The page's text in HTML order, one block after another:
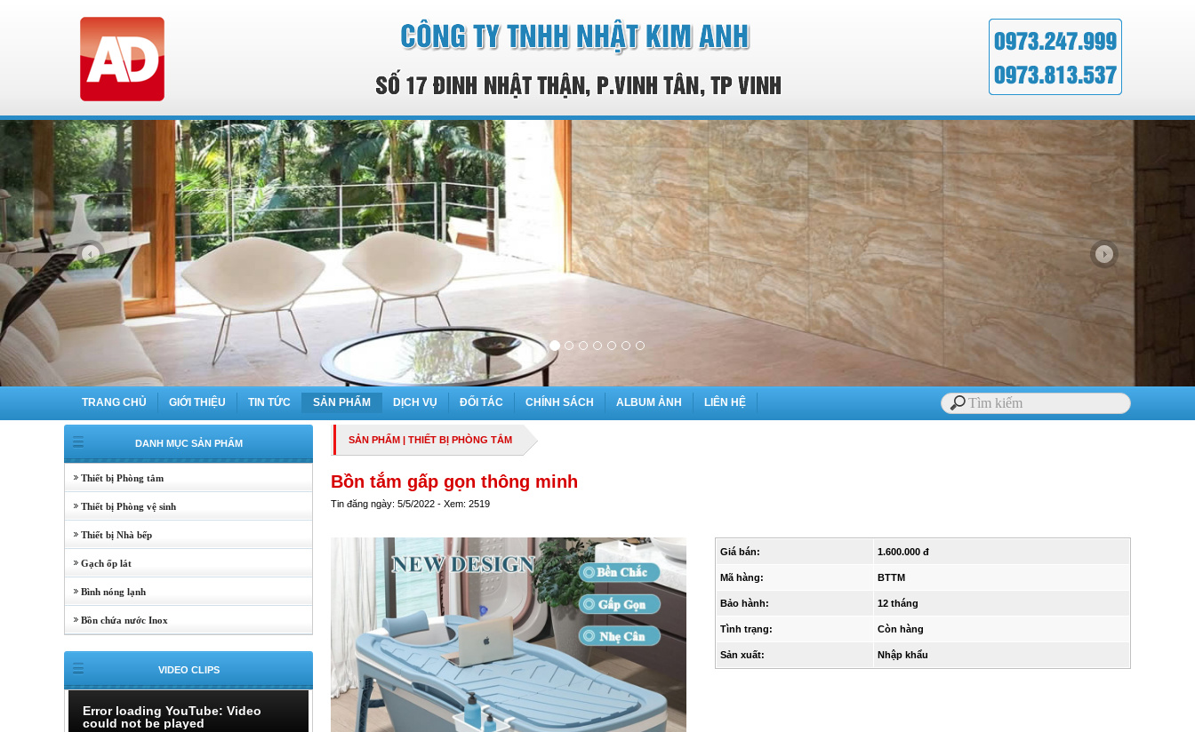
TRANG CHỦ GIỚI THIỆU TIN TỨC SẢN PHẨM DỊCH VỤ ĐỐI TÁC CHÍNH SÁCH ALBUM ẢNH LIÊN HỆ
DANH MỤC SẢN PHẨM
Thiết bị Phòng tắm
Thiết bị Phòng vệ sinh
Thiết bị Nhà bếp
Gạch ốp lát
Bình nóng lạnh
Bồn chứa nước Inox
VIDEO CLIPS
Error loading YouTube: Video
could not be played
SẢN PHẨM | THIẾT BỊ PHÒNG TẮM
Bồn tắm gấp gọn thông minh
Tin đăng ngày: 5/5/2022 - Xem: 2519
Giá bán: 1.600.000 đ
Mã hàng: BTTM
Bảo hành: 12 tháng
Tình trạng: Còn hàng
Sản xuất: Nhập khẩu